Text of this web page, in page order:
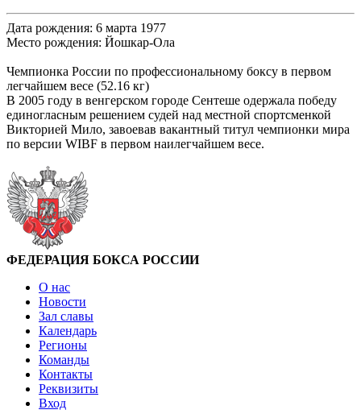
Дата рождения: 6 марта 1977
Место рождения: Йошкар-Ола
Чемпионка России по профессиональному боксу в первом
легчайшем весе (52.16 кг)
В 2005 году в венгерском городе Сентеше одержала победу
единогласным решением судей над местной спортсменкой
Викторией Мило, завоевав вакантный титул чемпионки мира
по версии WIBF в первом наилегчайшем весе.
ФЕДЕРАЦИЯ БОКСА РОССИИ
О нас
Новости
Зал славы
Календарь
Регионы
Команды
Контакты
Реквизиты
Вход